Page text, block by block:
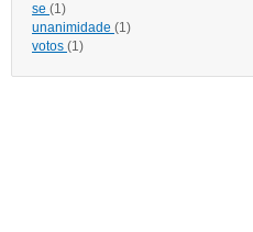
se (1)
unanimidade (1)
votos (1)